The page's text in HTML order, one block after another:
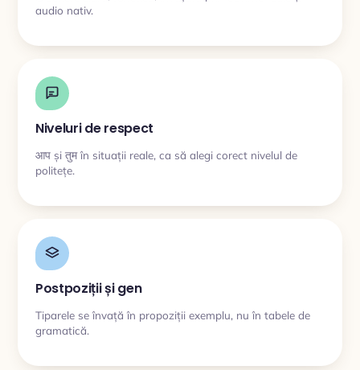
audio nativ.
Niveluri de respect
आप și तुम în situații reale, ca să alegi corect nivelul de
politețe.
Postpoziții și gen
Tiparele se învață în propoziții exemplu, nu în tabele de
gramatică.